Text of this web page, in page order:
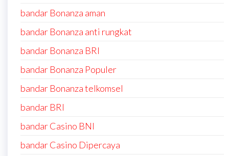
bandar Bonanza aman
bandar Bonanza anti rungkat
bandar Bonanza BRI
bandar Bonanza Populer
bandar Bonanza telkomsel
bandar BRI
bandar Casino BNI
bandar Casino Dipercaya